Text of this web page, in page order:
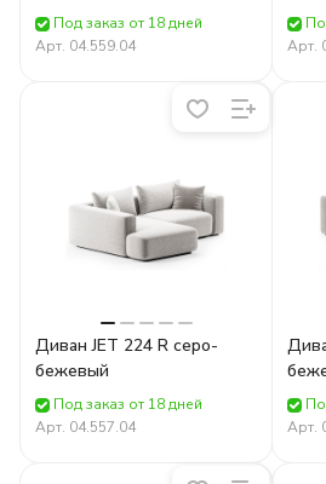
Под заказ от 18 дней
Арт. 04.559.04
Арт.
Диван JET 224 R серо-
бежевый
Под заказ от 18 дней
Арт. 04.557.04
Арт.